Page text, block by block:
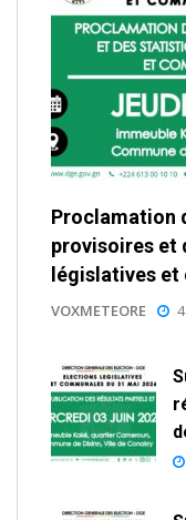
Proclamation
provisoires et
législatives et
VOXMETEORE